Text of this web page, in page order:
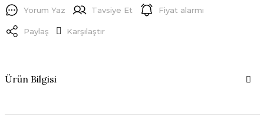
Yorum Yaz Tavsiye Et Fiyat alarmı
Paylaş Karşılaştır
Ürün Bilgisi